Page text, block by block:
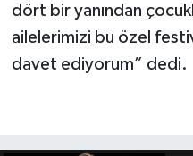
dört bir yanından
ailelerimizi bu özel
davet ediyorum” dedi.